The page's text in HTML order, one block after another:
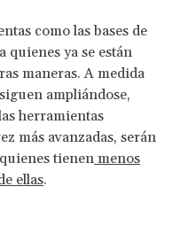
como las bases de
quienes ya se están
maneras. A medida
ampliándose,
herramientas
más avanzadas, serán
tienen menos
ellas.